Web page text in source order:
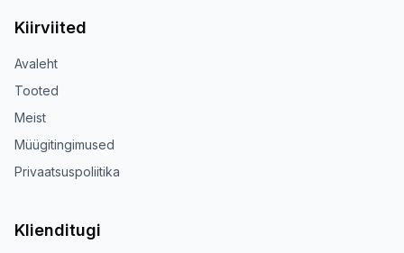
Kiirviited
Avaleht
Tooted
Meist
Müügitingimused
Privaatsuspoliitika
Klienditugi